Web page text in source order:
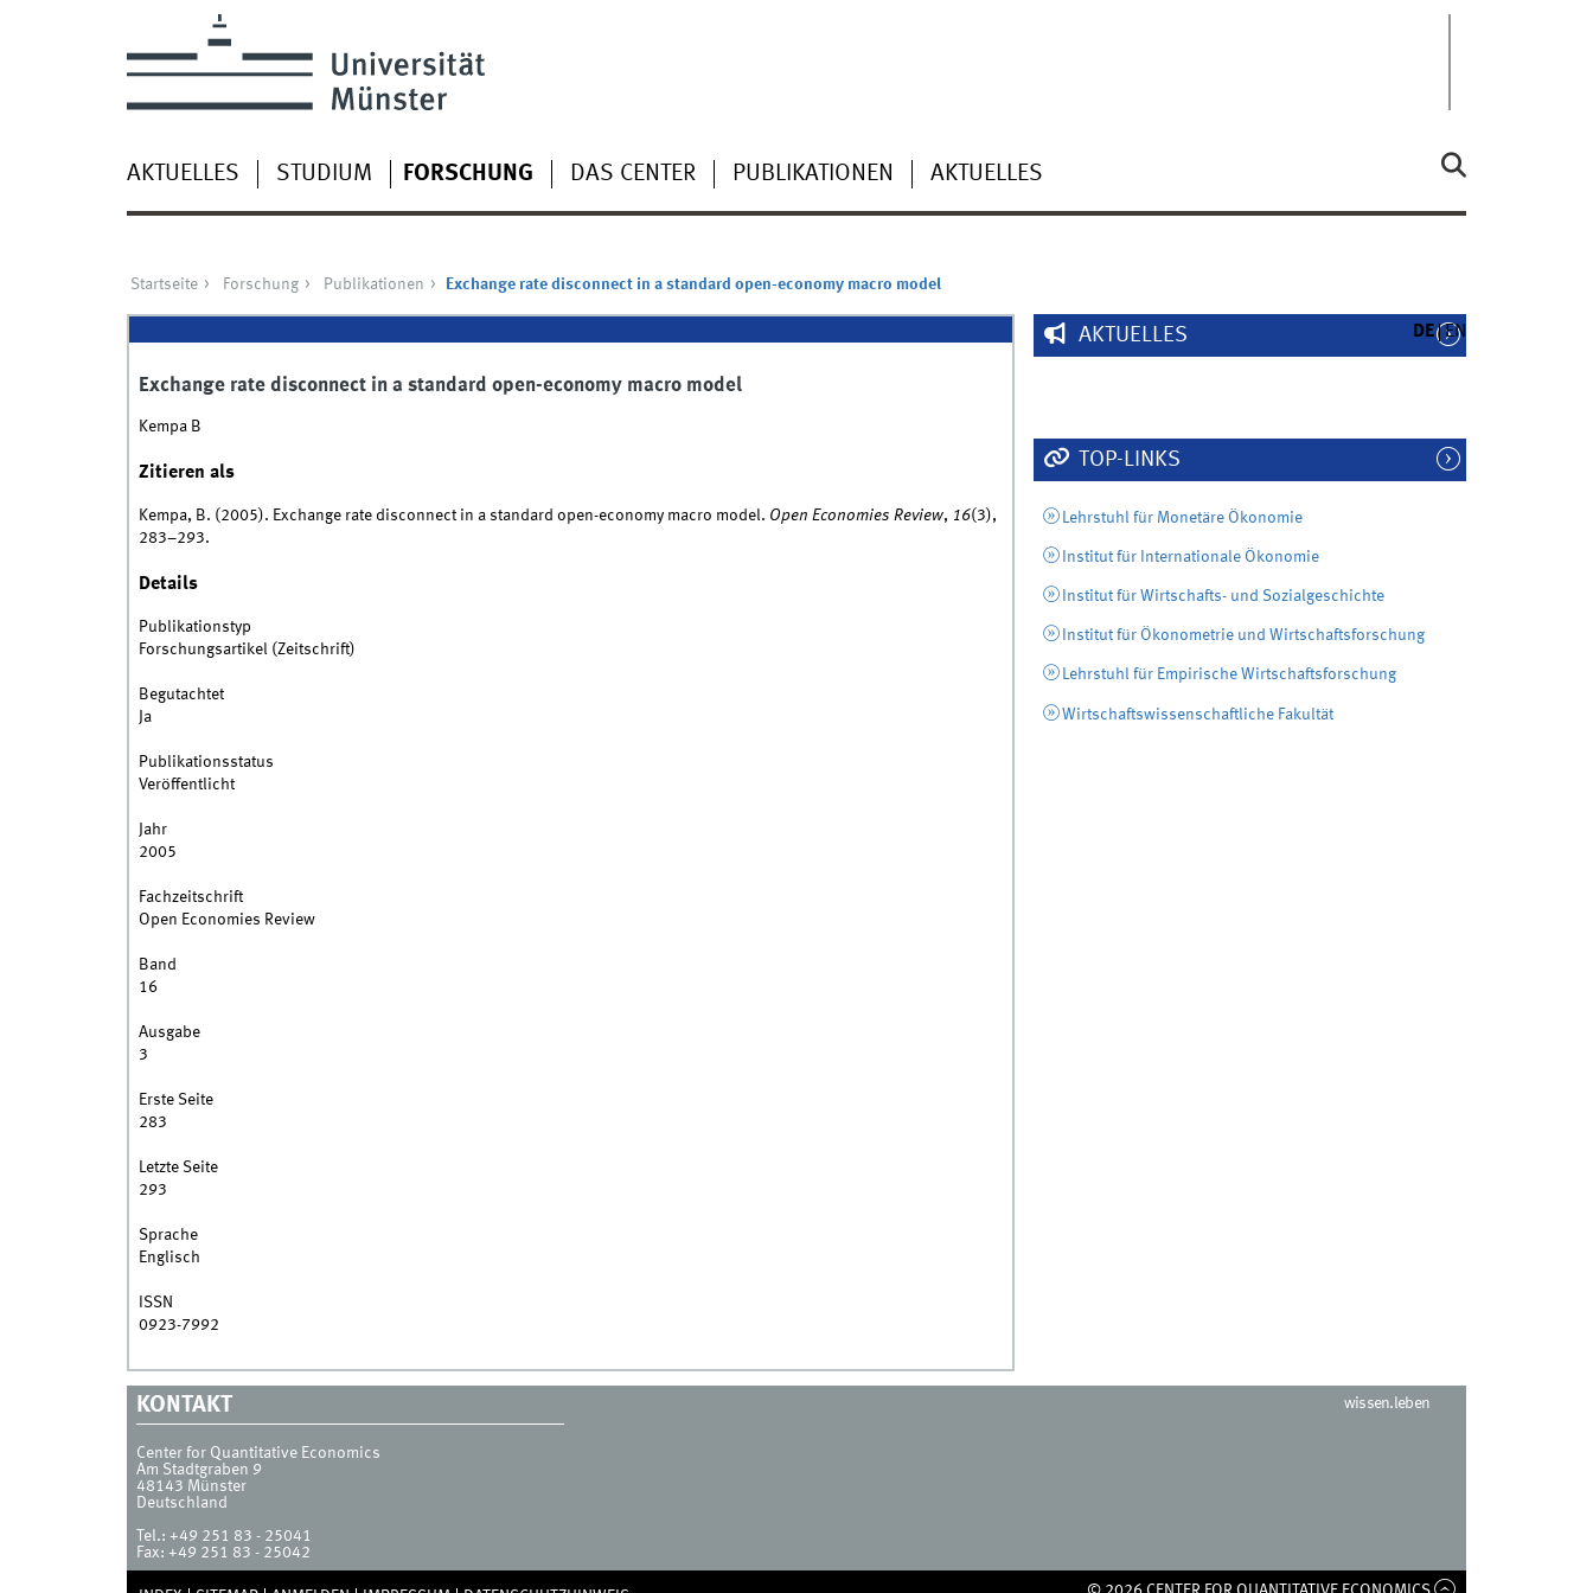
AKTUELLES STUDIUM FORSCHUNG DAS CENTER PUBLIKATIONEN AKTUELLES
DE EN
Startseite Forschung Publikationen Exchange rate disconnect in a standard open-economy macro model
Exchange rate disconnect in a standard open-economy macro model
Kempa B
Zitieren als
Kempa, B. (2005). Exchange rate disconnect in a standard open-economy macro model. Open Economies Review, 16(3),
283–293.
Details
Publikationstyp
Forschungsartikel (Zeitschrift)
Begutachtet
Ja
Publikationsstatus
Veröffentlicht
Jahr
2005
Fachzeitschrift
Open Economies Review
Band
16
Ausgabe
3
Erste Seite
283
Letzte Seite
293
Sprache
Englisch
ISSN
0923-7992
AKTUELLES
TOP-LINKS
Lehrstuhl für Monetäre Ökonomie
Institut für Internationale Ökonomie
Institut für Wirtschafts- und Sozialgeschichte
Institut für Ökonometrie und Wirtschaftsforschung
Lehrstuhl für Empirische Wirtschaftsforschung
Wirtschaftswissenschaftliche Fakultät
KONTAKT
Center for Quantitative Economics
Am Stadtgraben 9
48143 Münster
Deutschland
Tel.: +49 251 83 - 25041
Fax: +49 251 83 - 25042
wissen.leben